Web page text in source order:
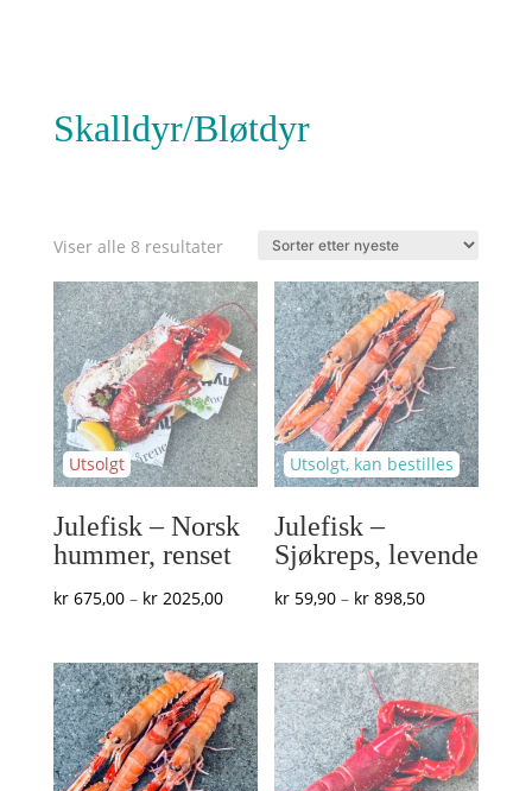
Skalldyr/Bløtdyr
Viser alle 8 resultaterSortert
etter
nyeste
Julefisk – Norsk
hummer, renset
kr675,00 – kr2025,00Prisområde:
til
kr 2025,00
Julefisk –
Sjøkreps, levende
kr 59,90 – kr 898,50Prisområde:
til
kr 898,50